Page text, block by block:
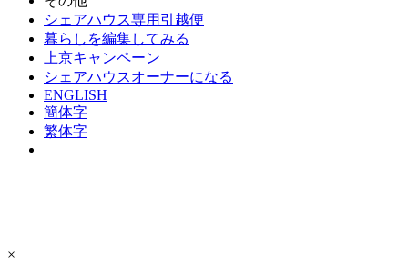
シェアハウス専用引越便
暮らしを編集してみる
上京キャンペーン
シェアハウスオーナーになる
ENGLISH
簡体字
繁体字
×